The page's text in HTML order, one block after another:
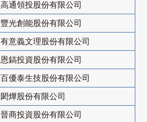
高通領投股份有限公司
豐光創能股份有限公司
有意義文理股份有限公司
恩鎬投資股份有限公司
百優泰生技股份有限公司
閎燁股份有限公司
晉商投資股份有限公司